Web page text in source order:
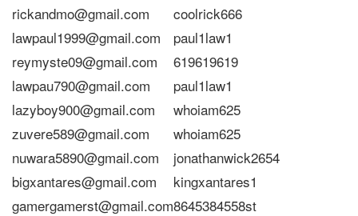
rickandmo@gmail.com
coolrick666
lawpaul1999@gmail.com
paul1law1
reymyste09@gmail.com
619619619
lawpau790@gmail.com
paul1law1
lazyboy900@gmail.com
whoiam625
zuvere589@gmail.com
whoiam625
nuwara5890@gmail.com
jonathanwick2654
bigxantares@gmail.com
kingxantares1
gamergamerst@gmail.com8645384558st